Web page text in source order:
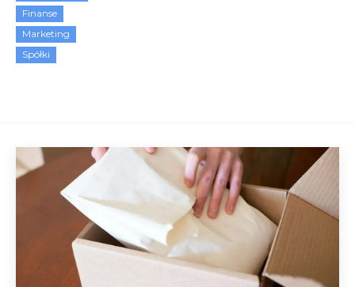
Finanse
Marketing
Spółki